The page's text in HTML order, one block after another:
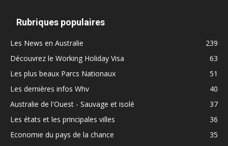
Rubriques populaires
Les News en Australie
239
Découvrez le Working Holiday Visa
63
Les plus beaux Parcs Nationaux
51
Les dernières infos Whv
40
Australie de l'Ouest - Sauvage et isolé
37
Les états et les principales villes
36
Economie du pays de la chance
35